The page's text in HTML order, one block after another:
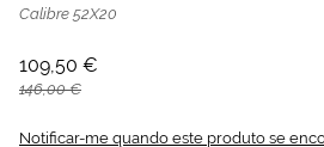
de
Calibre 52X20
109,50 €
146,00 €
Notificar-me quando este produto se